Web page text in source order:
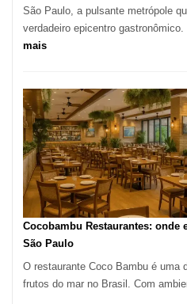
São Paulo, a pulsante metrópole
verdadeiro epicentro
mais:
Melhores
Restaurantes
em
São
Paulo:
Um
Guia
Definitivo
para
Alta
Gastronomia
Cocobambu Restaurantes: onde
São Paulo
O restaurante Coco Bambu é uma
frutos do mar no Brasil. Com